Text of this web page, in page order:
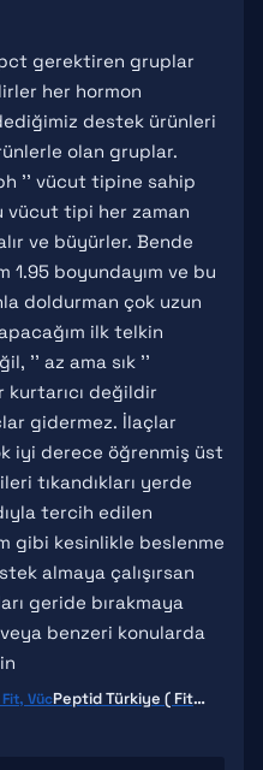
gerektiren gruplar
her hormon
destek ürünleri
olan gruplar.
'' vücut tipine sahip
vücut tipi her zaman
ve büyürler. Bende
boyundayım ve bu
doldurman çok uzun
ilk telkin
'' az ama sık ''
kurtarıcı değildir
gidermez. İlaçlar
iyi derece öğrenmiş üst
tıkandıkları yerde
tercih edilen
gibi kesinlikle beslenme
almaya çalışırsan
geride bırakmaya
veya benzeri konularda
Vüc Peptid Türkiye ( Fitness, Cross Fit, Vücut Geliştirme )